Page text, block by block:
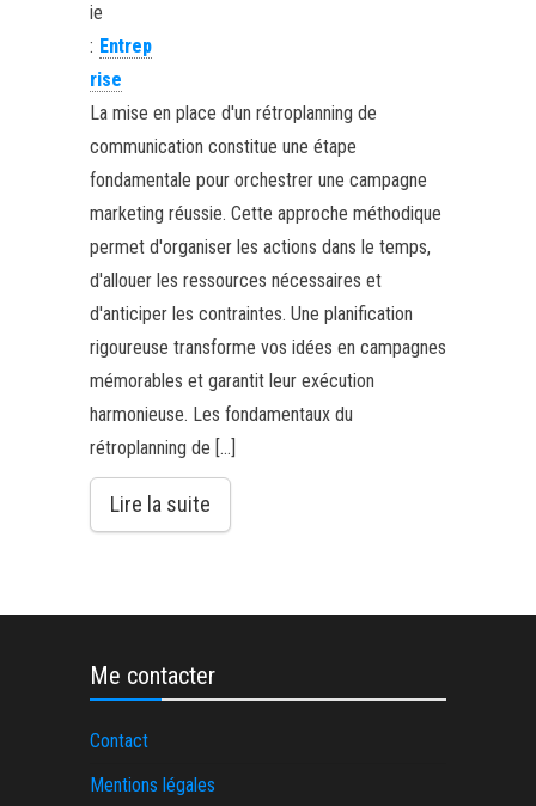
ie
: Entrep
rise
La mise en place d'un rétroplanning de
communication constitue une étape
fondamentale pour orchestrer une campagne
marketing réussie. Cette approche méthodique
permet d'organiser les actions dans le temps,
d'allouer les ressources nécessaires et
d'anticiper les contraintes. Une planification
rigoureuse transforme vos idées en campagnes
mémorables et garantit leur exécution
harmonieuse. Les fondamentaux du
rétroplanning de […]
Lire la suite
Me contacter
Contact
Mentions légales